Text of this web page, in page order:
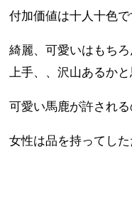
付加価値は十人十色で
綺麗、可愛いはもち
上手、、沢山あるかと
可愛い馬鹿が許され
女性は品を持ってし